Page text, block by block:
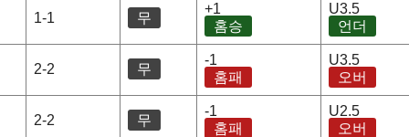
1-1 무
+1
홈승
U3.5
언더
2-2 무
-1
홈패
U3.5
오버
2-2 무
-1
홈패
U2.5
오버